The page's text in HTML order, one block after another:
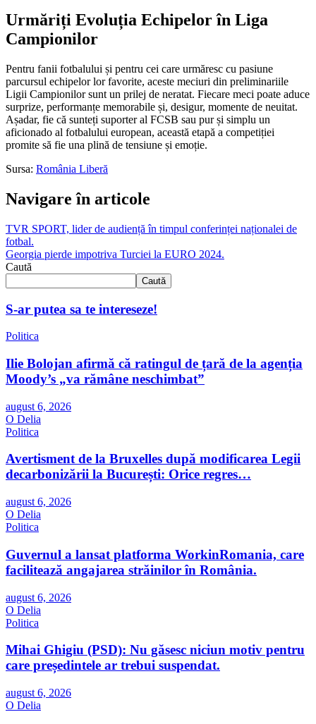
Urmăriți Evoluția Echipelor în Liga
Campionilor
Pentru fanii fotbalului și pentru cei care urmăresc cu pasiune
parcursul echipelor lor favorite, aceste meciuri din preliminariile
Ligii Campionilor sunt un prilej de neratat. Fiecare meci poate aduce
surprize, performanțe memorabile și, desigur, momente de neuitat.
Așadar, fie că sunteți suporter al FCSB sau pur și simplu un
aficionado al fotbalului european, această etapă a competiției
promite să fie una plină de tensiune și emoție.
Sursa: România Liberă
Navigare în articole
TVR SPORT, lider de audiență în timpul conferinței naționalei de
fotbal.
Georgia pierde impotriva Turciei la EURO 2024.
Caută
Caută
S-ar putea sa te intereseze!
Politica
Ilie Bolojan afirmă că ratingul de țară de la agenția
Moody’s „va rămâne neschimbat”
august 6, 2026
O Delia
Politica
Avertisment de la Bruxelles după modificarea Legii
decarbonizării la București: Orice regres…
august 6, 2026
O Delia
Politica
Guvernul a lansat platforma WorkinRomania, care
facilitează angajarea străinilor în România.
august 6, 2026
O Delia
Politica
Mihai Ghigiu (PSD): Nu găsesc niciun motiv pentru
care președintele ar trebui suspendat.
august 6, 2026
O Delia